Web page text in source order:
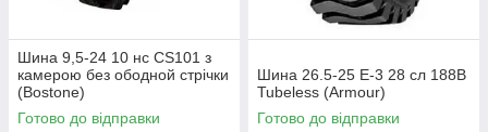
Шина 9,5-24 10 нс CS101 з
камерою без ободной стрічки
(Bostone)
Готово до відправки
Шина 26.5-25 E-3 28 сл 188B
Tubeless (Armour)
Готово до відправки